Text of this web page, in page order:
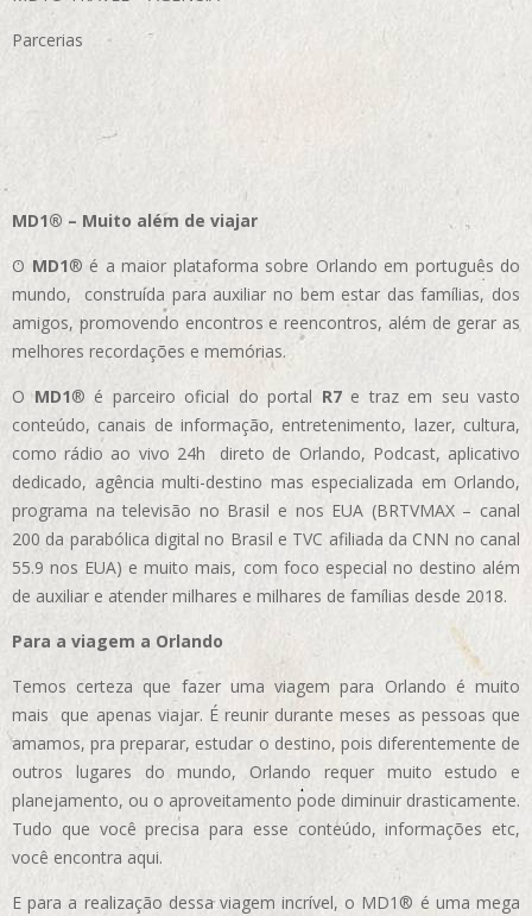
Parcerias
MD1® – Muito além de viajar
O MD1® é a maior plataforma sobre Orlando em português do
mundo, construída para auxiliar no bem estar das famílias, dos
amigos, promovendo encontros e reencontros, além de gerar as
melhores recordações e memórias.
OMD1® é parceiro oficial do portal R7e traz em seu vasto
conteúdo, canais de informação, entretenimento, lazer, cultura,
como rádio ao vivo 24h direto de Orlando, Podcast, aplicativo
dedicado, agência multi-destino mas especializada em Orlando,
programa na televisão no Brasil e nos EUA (BRTVMAX – canal
200 da parabólica digital no Brasil e TVC afiliada da CNN no canal
55.9 nos EUA) e muito mais, com foco especial no destino além
de auxiliar e atender milhares e milhares de famílias desde 2018.
Para a viagem a Orlando
Temos certeza que fazer uma viagem para Orlando é muito
mais que apenas viajar. É reunir durante meses as pessoas que
amamos, pra preparar, estudar o destino, pois diferentemente de
outros lugares do mundo, Orlando requer muito estudo e
planejamento, ou o aproveitamento pode diminuir drasticamente.
Tudo que você precisa para esse conteúdo, informações etc,
você encontra aqui.
E para a realização dessa viagem incrível, o MD1® é uma mega